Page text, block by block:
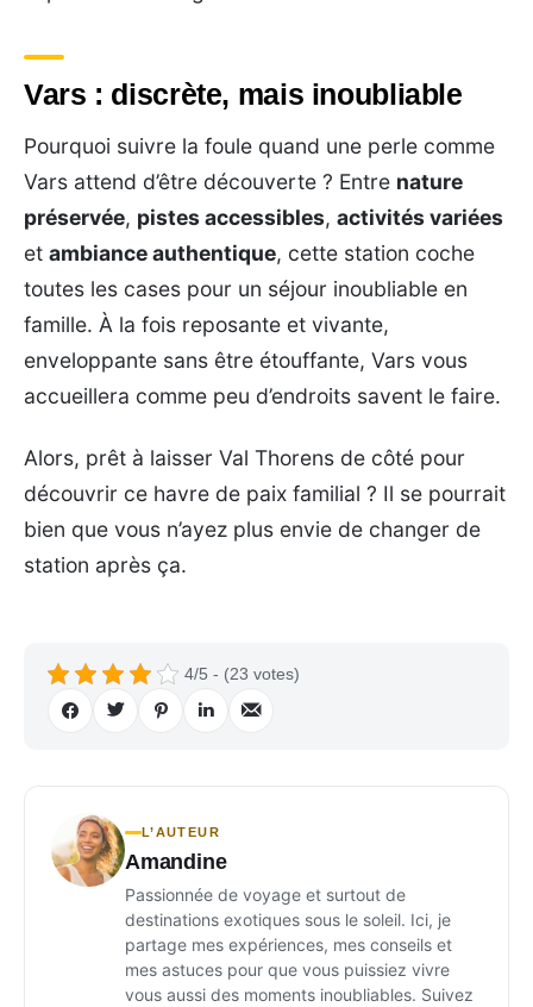
Vars : discrète, mais inoubliable
Pourquoi suivre la foule quand une perle comme
Vars attend d’être découverte ? Entre nature
préservée, pistes accessibles, activités variées
et ambiance authentique, cette station coche
toutes les cases pour un séjour inoubliable en
famille. À la fois reposante et vivante,
enveloppante sans être étouffante, Vars vous
accueillera comme peu d’endroits savent le faire.
Alors, prêt à laisser Val Thorens de côté pour
découvrir ce havre de paix familial ? Il se pourrait
bien que vous n’ayez plus envie de changer de
station après ça.
4/5 - (23 votes)
L’AUTEUR
Amandine
Passionnée de voyage et surtout de
destinations exotiques sous le soleil. Ici, je
partage mes expériences, mes conseils et
mes astuces pour que vous puissiez vivre
vous aussi des moments inoubliables. Suivez